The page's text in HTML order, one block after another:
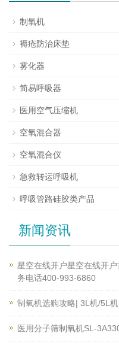
制氧机
褥疮防治床垫
雾化器
简易呼吸器
医用空气压缩机
空氧混合器
空氧混合仪
急救转运呼吸机
呼吸管路硅胶类产品
新闻资讯
星空在线开户星空在线开
务电话400-993-6860
制氧机选购攻略| 3L机/5L
医用分子筛制氧机SL-